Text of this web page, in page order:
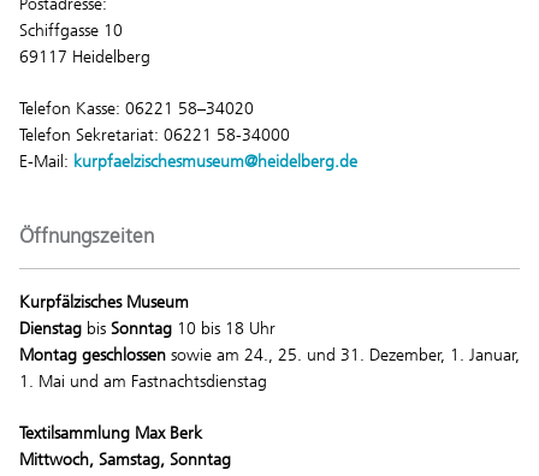
Postadresse:
Schiffgasse 10
69117 Heidelberg
Telefon Kasse: 06221 58–34020
Telefon Sekretariat: 06221 58-34000
E-Mail: kurpfaelzischesmuseum@heidelberg.de
Öffnungszeiten
Kurpfälzisches Museum
Dienstag bis Sonntag 10 bis 18 Uhr
Montag geschlossen sowie am 24., 25. und 31. Dezember, 1. Januar,
1. Mai und am Fastnachtsdienstag
Textilsammlung Max Berk
Mittwoch, Samstag, Sonntag